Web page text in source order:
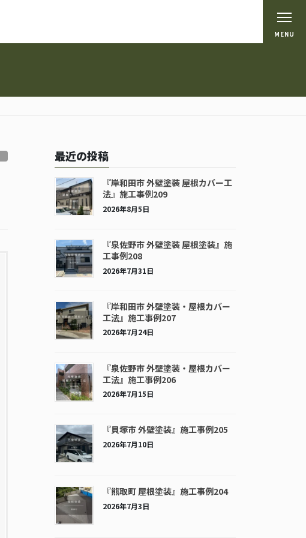
最近の投稿
『岸和田市 外壁塗装 屋根カバー工
法』施工事例209
2026年8月5日
『泉佐野市 外壁塗装 屋根塗装』施
工事例208
2026年7月31日
『岸和田市 外壁塗装・屋根カバー
工法』施工事例207
2026年7月24日
『泉佐野市 外壁塗装・屋根カバー
工法』施工事例206
2026年7月15日
『貝塚市 外壁塗装』施工事例205
2026年7月10日
『熊取町 屋根塗装』施工事例204
2026年7月3日
MENU